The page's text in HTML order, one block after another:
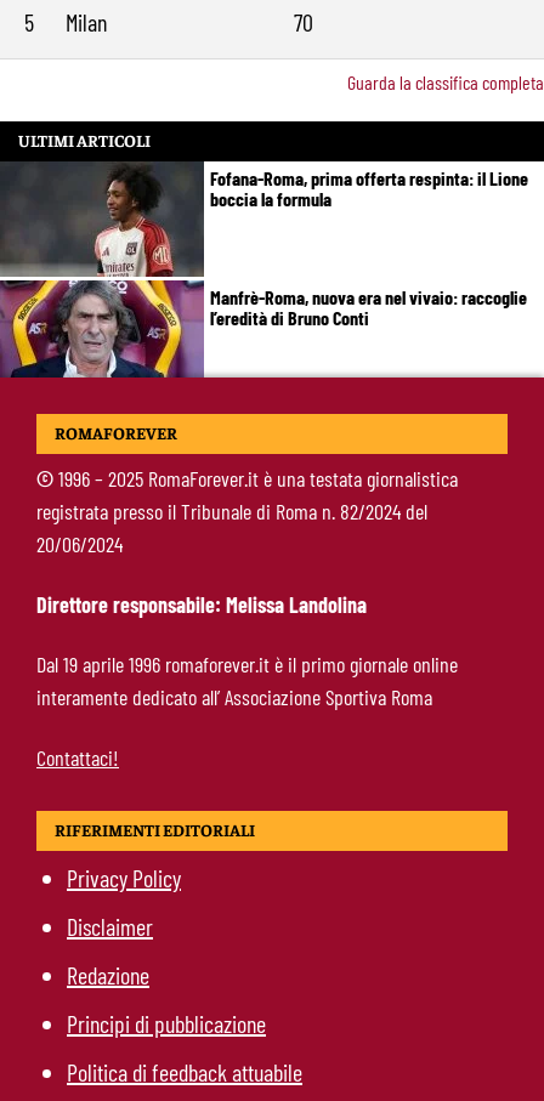
5
Milan 70
Guarda la classifica completa
ULTIMI ARTICOLI
Fofana-Roma, prima offerta respinta: il Lione
boccia la formula
Manfrè-Roma, nuova era nel vivaio: raccoglie
l’eredità di Bruno Conti
Ziolkowski-Roma, scelta di campo: “Penso
Brighton-Roma, ultimo test del ritiro: orario e
programma dei giallorossi
ROMAFOREVER
©1996 – 2025 RomaForever.it è una testata giornalistica
registrata presso il Tribunale di Roma n. 82/2024 del
20/06/2024
Direttore responsabile: Melissa Landolina
Dal 19 aprile 1996 romaforever.it è il primo giornale online
interamente dedicato all’ Associazione Sportiva Roma
Contattaci!
RIFERIMENTI EDITORIALI
Privacy Policy
Disclaimer
Redazione
Principi di pubblicazione
Politica di feedback attuabile